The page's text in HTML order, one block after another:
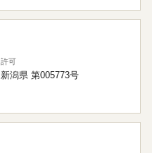
許可
新潟県 第005773号